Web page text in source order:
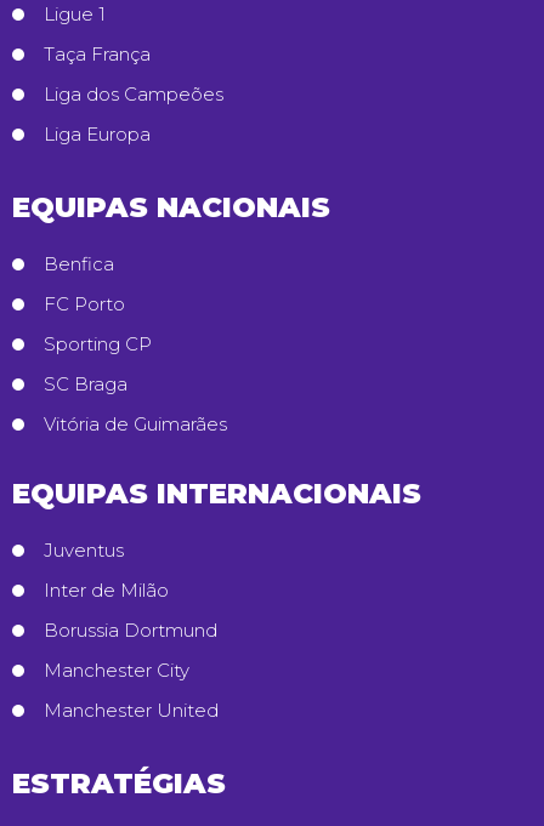
Ligue 1
Taça França
Liga dos Campeões
Liga Europa
EQUIPAS NACIONAIS
Benfica
FC Porto
Sporting CP
SC Braga
Vitória de Guimarães
EQUIPAS INTERNACIONAIS
Juventus
Inter de Milão
Borussia Dortmund
Manchester City
Manchester United
ESTRATÉGIAS